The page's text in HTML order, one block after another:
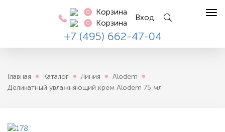
0 Корзина
0 Корзина
Вход
+7 (495) 662-47-04
Главная Каталог Линия
Alodem
Деликатный увлажняющий крем Alodem 75 мл